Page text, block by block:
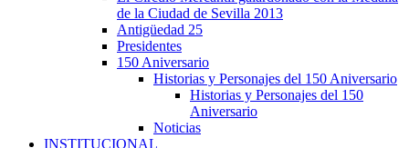
de la Ciudad de Sevilla 2013
Antigüedad 25
Presidentes
150 Aniversario
Historias y Personajes del 150 Aniversario
Historias y Personajes del 150
Aniversario
Noticias
INSTITUCIONAL